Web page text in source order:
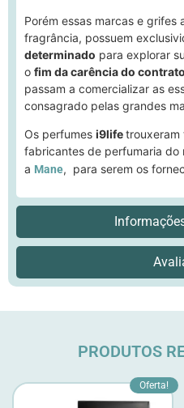
Porém essas marcas e grifes
fragrância, possuem
determinado para explorar
o fim da carência do contrato
passam a comercializar as
consagrado pelas grandes
Os perfumes i9lifetrouxeram
fabricantes de perfumaria do
a Mane, para serem os
PRODUTOS
Oferta!